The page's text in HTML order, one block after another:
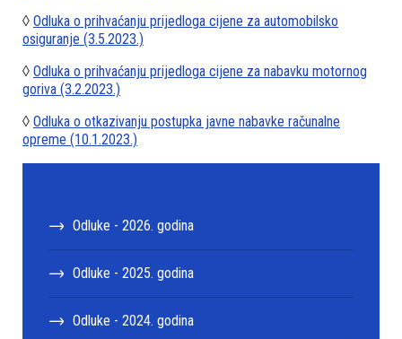
◊ Odluka o prihvaćanju prijedloga cijene za automobilsko
osiguranje (3.5.2023.)
◊ Odluka o prihvaćanju prijedloga cijene za nabavku motornog
goriva (3.2.2023.)
◊ Odluka o otkazivanju postupka javne nabavke računalne
opreme (10.1.2023.)
Odluke - 2026. godina
Odluke - 2025. godina
Odluke - 2024. godina